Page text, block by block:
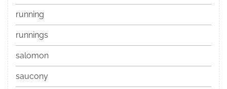
running
runnings
salomon
saucony